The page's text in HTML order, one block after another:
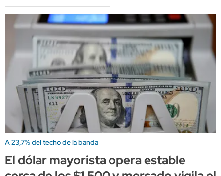
A 23,7% del techo de la banda
El dólar mayorista opera estable